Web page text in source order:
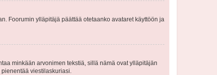
Foorumin ylläpitäjä päättää otetaanko avataret käyttöön ja
minkään arvonimen tekstiä, sillä nämä ovat ylläpitäjän
viestilaskuriasi.